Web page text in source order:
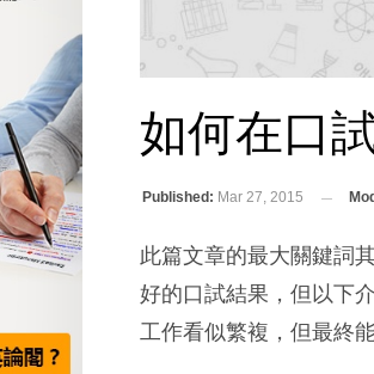
如何在口
Published: Mar 27, 2015
此篇文章的最大關鍵詞
好的口試結果，但以下
工作看似繁複，但最終